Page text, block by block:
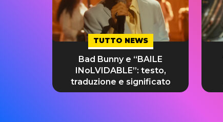
TUTTO NEWS
Bad Bunny e “BAILE
INoLVIDABLE”: testo,
traduzione e significato